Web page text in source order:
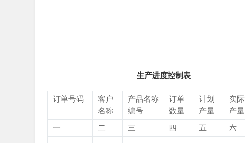
生产进度控制表
订单号码
客户
名称
产品名称
编号
订单
数量
计划
产量
实际
产量
一 二 三 四 五 六